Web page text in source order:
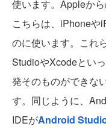
使います。Appleか
こちらは、iPhoneや
のに使います。これ
StudioやXcodeとい
発そのものができな
す。同じように、
IDEがAndroid